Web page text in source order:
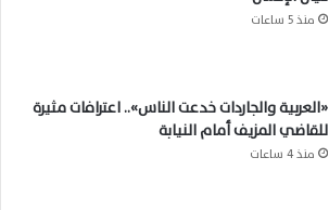
منذ 5 ساعات
«العربية والجاردات خدعت الناس».. اعترافات مثيرة
للقاضي المزيف أمام النيابة
منذ 4 ساعات